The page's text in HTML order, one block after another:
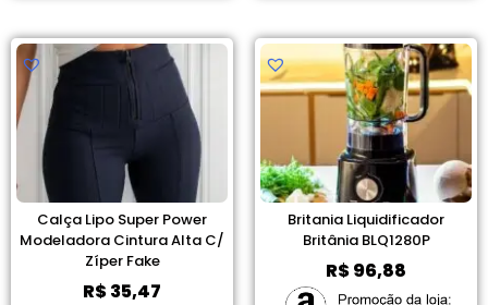
Calça Lipo Super Power
Modeladora Cintura Alta C/
Zíper Fake
R$35,47
Britania Liquidificador
Britânia BLQ1280P
R$96,88